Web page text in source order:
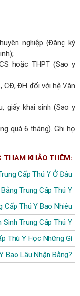
nghiệp (Đăng ký
hoặc THPT (Sao y
CĐ, ĐH đối với hệ Văn
giấy khai sinh (Sao y
quá 6 tháng). Ghi họ
THAM KHẢO THÊM:
Cấp Thú Y Ở Đâu
Bằng Trung Cấp Thú Y
Cấp Thú Y Bao Nhiêu
Sinh Trung Cấp Thú Y
Thú Y Học Những Gì
Bao Lâu Nhận Bằng?